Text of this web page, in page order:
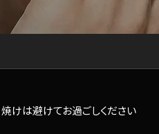
けは避けてお過ごしください